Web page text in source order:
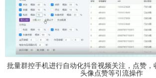
批量群控手机进行自动化抖音视频关注，点赞，
头像点赞等引流操作